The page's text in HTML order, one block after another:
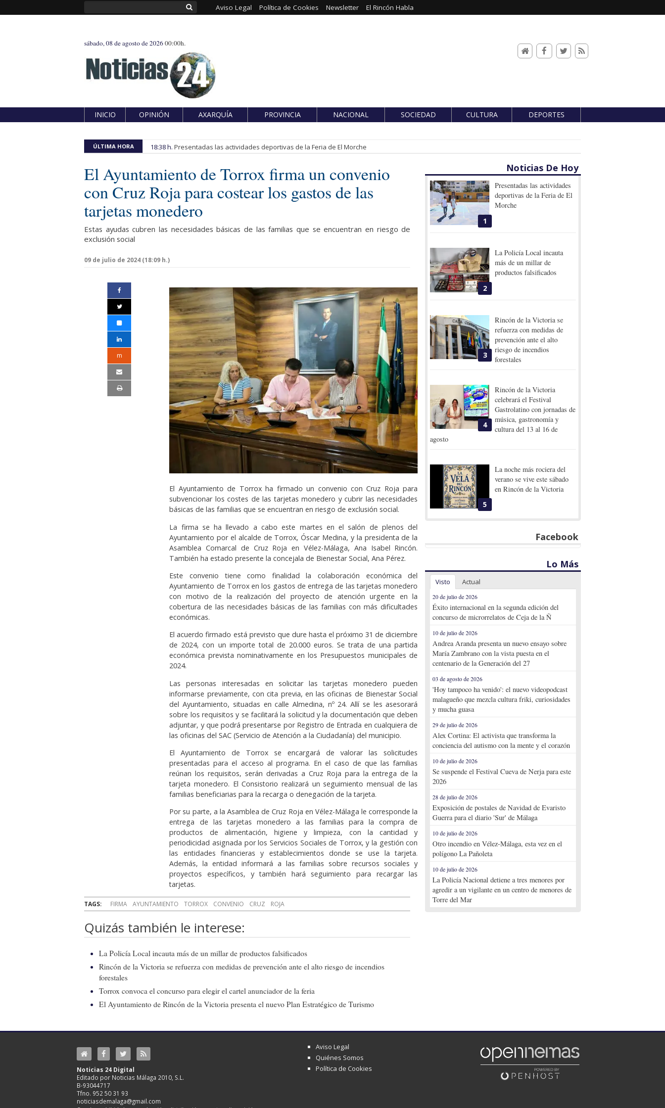
Aviso Legal Política de Cookies Newsletter El Rincón Habla
sábado, 08 de agosto de 202600:00h.
INICIO OPINIÓN AXARQUÍA PROVINCIA NACIONAL SOCIEDAD CULTURA DEPORTES
ÚLTIMA HORA 18:38 h. Presentadas las actividades deportivas de la Feria de El Morche
El Ayuntamiento de Torrox firma un convenio
con Cruz Roja para costear los gastos de las
tarjetas monedero
Estas ayudas cubren las necesidades básicas de las familias que se encuentran en riesgo de
exclusión social
09 de julio de 2024 (18:09 h.)
m
El Ayuntamiento de Torrox ha firmado un convenio con Cruz Roja para
subvencionar los costes de las tarjetas monedero y cubrir las necesidades
básicas de las familias que se encuentran en riesgo de exclusión social.
La firma se ha llevado a cabo este martes en el salón de plenos del
Ayuntamiento por el alcalde de Torrox, Óscar Medina, y la presidenta de la
Asamblea Comarcal de Cruz Roja en Vélez-Málaga, Ana Isabel Rincón.
También ha estado presente la concejala de Bienestar Social, Ana Pérez.
Este convenio tiene como finalidad la colaboración económica del
Ayuntamiento de Torrox en los gastos de entrega de las tarjetas monedero
con motivo de la realización del proyecto de atención urgente en la
cobertura de las necesidades básicas de las familias con más dificultades
económicas.
El acuerdo firmado está previsto que dure hasta el próximo 31 de diciembre
de 2024, con un importe total de 20.000 euros. Se trata de una partida
económica prevista nominativamente en los Presupuestos municipales de
2024.
Las personas interesadas en solicitar las tarjetas monedero pueden
informarse previamente, con cita previa, en las oficinas de Bienestar Social
del Ayuntamiento, situadas en calle Almedina, nº 24. Allí se les asesorará
sobre los requisitos y se facilitará la solicitud y la documentación que deben
adjuntar, y que podrá presentarse por Registro de Entrada en cualquiera de
las oficinas del SAC (Servicio de Atención a la Ciudadanía) del municipio.
El Ayuntamiento de Torrox se encargará de valorar las solicitudes
presentadas para el acceso al programa. En el caso de que las familias
reúnan los requisitos, serán derivadas a Cruz Roja para la entrega de la
tarjeta monedero. El Consistorio realizará un seguimiento mensual de las
familias beneficiarias para la recarga o denegación de la tarjeta.
Por su parte, a la Asamblea de Cruz Roja en Vélez-Málaga le corresponde la
entrega de las tarjetas monedero a las familias para la compra de
productos de alimentación, higiene y limpieza, con la cantidad y
periodicidad asignada por los Servicios Sociales de Torrox, y la gestión con
las entidades financieras y establecimientos donde se use la tarjeta.
Además, la entidad informará a las familias sobre recursos sociales y
proyectos específicos, y también hará seguimiento para recargar las
tarjetas.
TAGS: FIRMA AYUNTAMIENTO TORROX CONVENIO CRUZ ROJA
Quizás también le interese:
La Policía Local incauta más de un millar de productos falsificados
Rincón de la Victoria se refuerza con medidas de prevención ante el alto riesgo de incendios
forestales
Torrox convoca el concurso para elegir el cartel anunciador de la feria
El Ayuntamiento de Rincón de la Victoria presenta el nuevo Plan Estratégico de Turismo
Noticias De Hoy
1
Presentadas las actividades
deportivas de la Feria de El
Morche
2
La Policía Local incauta
más de un millar de
productos falsificados
3
Rincón de la Victoria se
refuerza con medidas de
prevención ante el alto
riesgo de incendios
forestales
4
Rincón de la Victoria
celebrará el Festival
Gastrolatino con jornadas de
música, gastronomía y
cultura del 13 al 16 de
agosto
5
La noche más rociera del
verano se vive este sábado
en Rincón de la Victoria
Facebook
Lo Más
Visto Actual
20 de julio de 2026
Éxito internacional en la segunda edición del
concurso de microrrelatos de Ceja de la Ñ
10 de julio de 2026
Andrea Aranda presenta un nuevo ensayo sobre
María Zambrano con la vista puesta en el
centenario de la Generación del 27
03 de agosto de 2026
'Hoy tampoco ha venido': el nuevo videopodcast
malagueño que mezcla cultura friki, curiosidades
y mucha guasa
29 de julio de 2026
Alex Cortina: El activista que transforma la
conciencia del autismo con la mente y el corazón
10 de julio de 2026
Se suspende el Festival Cueva de Nerja para este
2026
28 de julio de 2026
Exposición de postales de Navidad de Evaristo
Guerra para el diario 'Sur' de Málaga
10 de julio de 2026
Otro incendio en Vélez-Málaga, esta vez en el
polígono La Pañoleta
10 de julio de 2026
La Policía Nacional detiene a tres menores por
agredir a un vigilante en un centro de menores de
Torre del Mar
Noticias 24 Digital
Editado por Noticias Málaga 2010, S.L.
B-93044717
Tfno. 952 50 31 93
noticiasdemalaga@gmail.com
Aviso Legal
Quiénes Somos
Política de Cookies